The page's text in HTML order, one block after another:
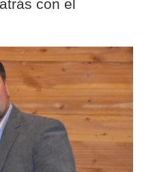
con el